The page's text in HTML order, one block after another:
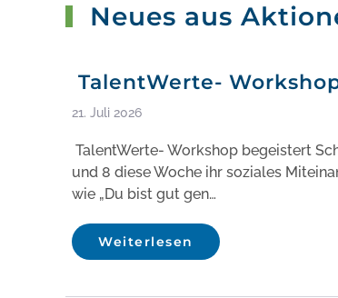
Neues aus
TalentWerte-
21. Juli 2026
TalentWerte- Workshop begeistert
und 8 diese Woche ihr soziales
wie „Du bist gut gen…
Weiterlesen